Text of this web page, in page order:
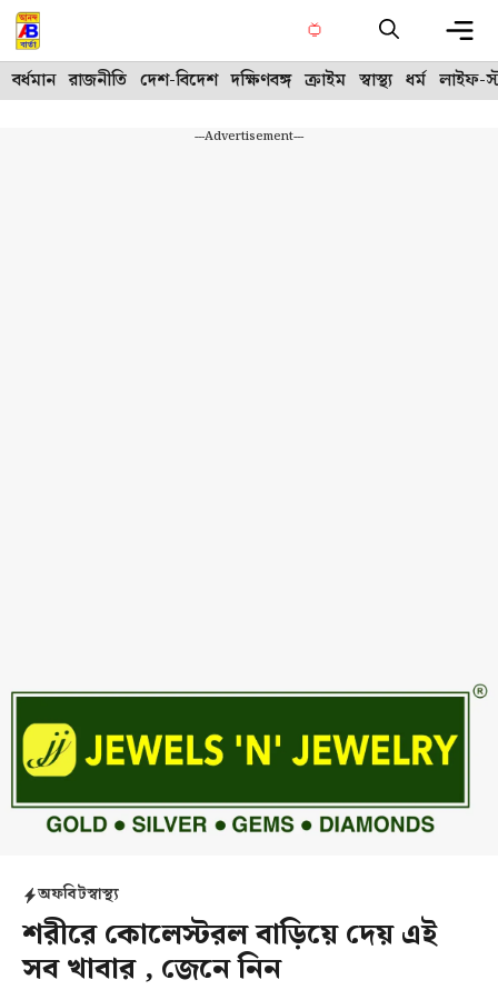
Skip
to
content
বর্ধমান রাজনীতি দেশ-বিদেশ দক্ষিণবঙ্গ ক্রাইম স্বাস্থ্য ধর্ম লাইফ-
---Advertisement---
অফবিটস্বাস্থ্য
শরীরে কোলেস্টরল বাড়িয়ে দেয় এই
সব খাবার , জেনে নিন